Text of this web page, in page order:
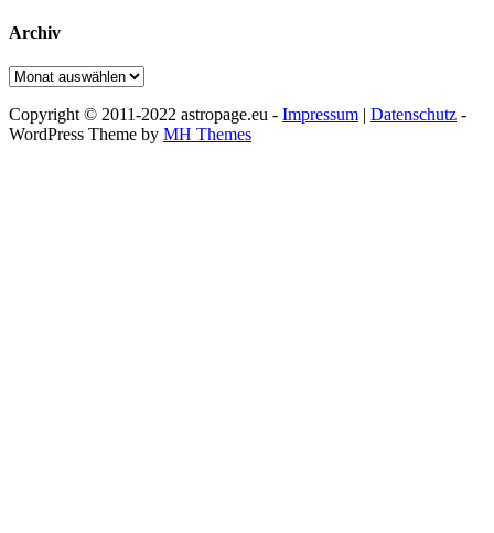
Archiv
Archiv
Copyright © 2011-2022 astropage.eu - Impressum | Datenschutz -
WordPress Theme by MH Themes